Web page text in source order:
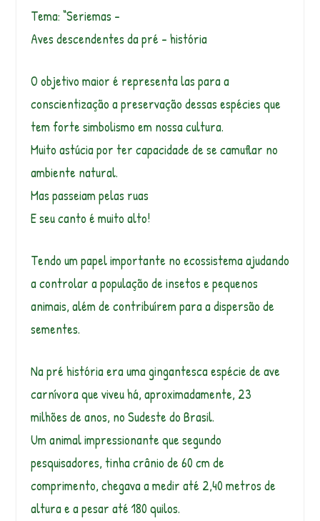
Tema: “Seriemas –
Aves descendentes da pré – história
O objetivo maior é representa las para a
conscientização a preservação dessas espécies que
tem forte simbolismo em nossa cultura.
Muito astúcia por ter capacidade de se camuflar no
ambiente natural.
Mas passeiam pelas ruas
E seu canto é muito alto!
Tendo um papel importante no ecossistema ajudando
a controlar a população de insetos e pequenos
animais, além de contribuírem para a dispersão de
sementes.
Na pré história era uma gingantesca espécie de ave
carnívora que viveu há, aproximadamente, 23
milhões de anos, no Sudeste do Brasil.
Um animal impressionante que segundo
pesquisadores, tinha crânio de 60 cm de
comprimento, chegava a medir até 2,40 metros de
altura e a pesar até 180 quilos.